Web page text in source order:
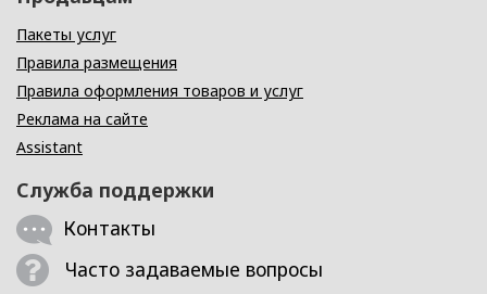
Пакеты услуг
Правила размещения
Правила оформления товаров и услуг
Реклама на сайте
Assistant
Служба поддержки
Контакты
Часто задаваемые вопросы